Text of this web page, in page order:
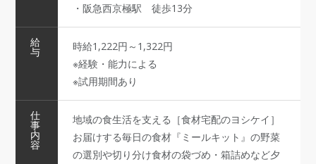
・阪急西京極駅 徒歩13分
給
与
時給1,222円～1,322円
※経験・能力による
※試用期間あり
仕
事
内
容
地域の食生活を支える［食材宅配のヨシケイ］
お届けする毎日の食材『ミールキット』の野菜
の選別や切り分け食材の袋づめ・箱詰めなど夕